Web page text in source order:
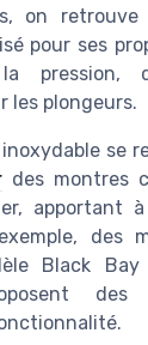
on retrouve
pour ses
pression,
les plongeurs.
se
des montres
apportant
des
Black